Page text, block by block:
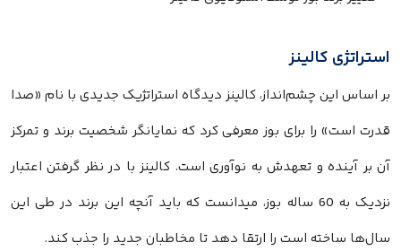
استراتژی کالینز
بر اساس این چشم‌انداز، کالینز دیدگاه استراتژیک جدیدی با نام «صدا
قدرت است» را برای بوز معرفی کرد که نمایانگر شخصیت برند و تمرکز
آن بر آینده و تعهدش به نوآوری است. کالینز با در نظر گرفتن اعتبار
نزدیک به 60 ساله بوز، میدانست که باید آنچه این برند در طی این
سال‌ها ساخته است را ارتقا دهد تا مخاطبان جدید را جذب کند.